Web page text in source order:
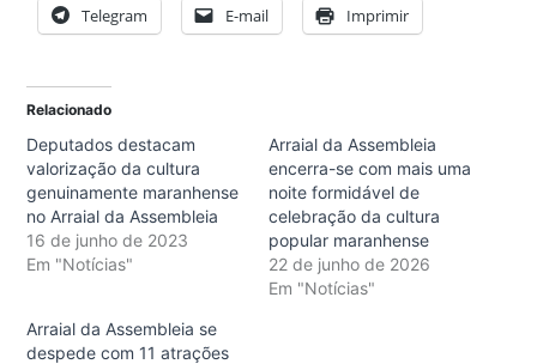
Telegram E-mail Imprimir
Relacionado
Deputados destacam
valorização da cultura
genuinamente maranhense
no Arraial da Assembleia
16 de junho de 2023
Em "Notícias"
Arraial da Assembleia
encerra-se com mais uma
noite formidável de
celebração da cultura
popular maranhense
22 de junho de 2026
Em "Notícias"
Arraial da Assembleia se
despede com 11 atrações